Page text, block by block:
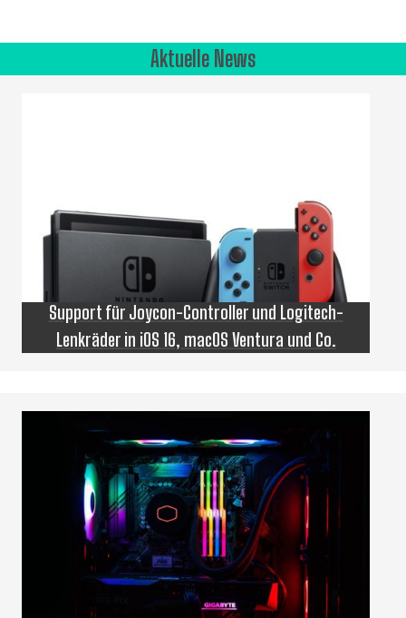
Aktuelle News
Support für Joycon-Controller und Logitech-
Lenkräder in iOS 16, macOS Ventura und Co.